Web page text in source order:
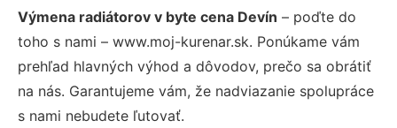
Výmena radiátorov v byte cena Devín – poďte do
toho s nami – www.moj-kurenar.sk. Ponúkame vám
prehľad hlavných výhod a dôvodov, prečo sa obrátiť
na nás. Garantujeme vám, že nadviazanie spolupráce
s nami nebudete ľutovať.